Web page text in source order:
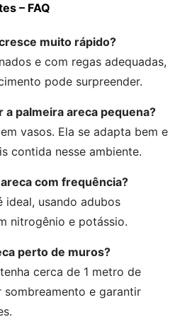
– FAQ
muito rápido?
e com regas adequadas,
pode surpreender.
a palmeira areca pequena?
vasos. Ela se adapta bem e
contida nesse ambiente.
com frequência?
ideal, usando adubos
nitrogênio e potássio.
perto de muros?
cerca de 1 metro de
e garantir